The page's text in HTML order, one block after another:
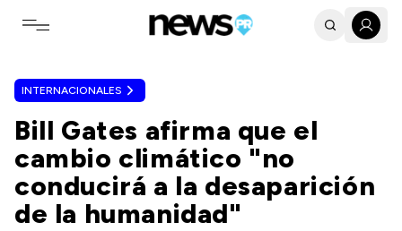
Toggle navigation menu
INTERNACIONALES
Bill Gates afirma que el
cambio climático "no
conducirá a la desaparición
de la humanidad"